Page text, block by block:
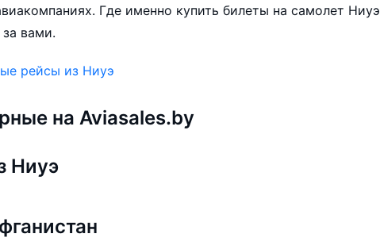
Где именно купить билеты на самолет Ниуэ
вами.
рейсы из Ниуэ
на Aviasales.by
Ниуэ